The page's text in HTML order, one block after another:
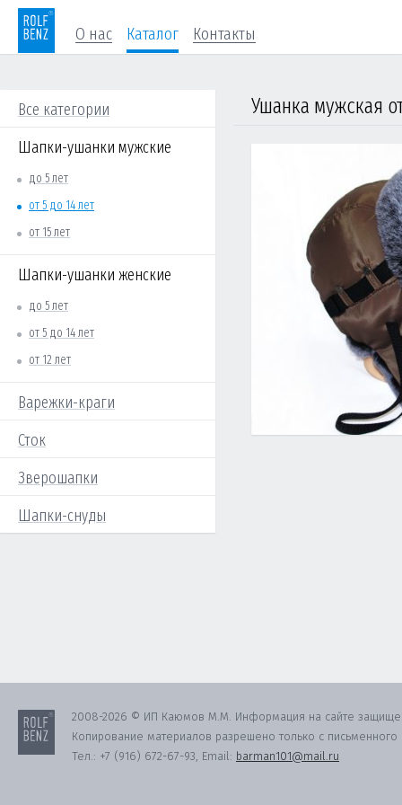
О нас Каталог Контакты
Все категории
Шапки-ушанки мужские
до 5 лет
от 5 до 14 лет
от 15 лет
Шапки-ушанки женские
до 5 лет
от 5 до 14 лет
от 12 лет
Варежки-краги
Сток
Зверошапки
Шапки-снуды
Ушанка мужская
2008-2026 © ИП Каюмов М.М. Информация на сайте
Копирование материалов разрешено только с письменного
Тел.: +7 (916) 672-67-93, Email: barman101@mail.ru